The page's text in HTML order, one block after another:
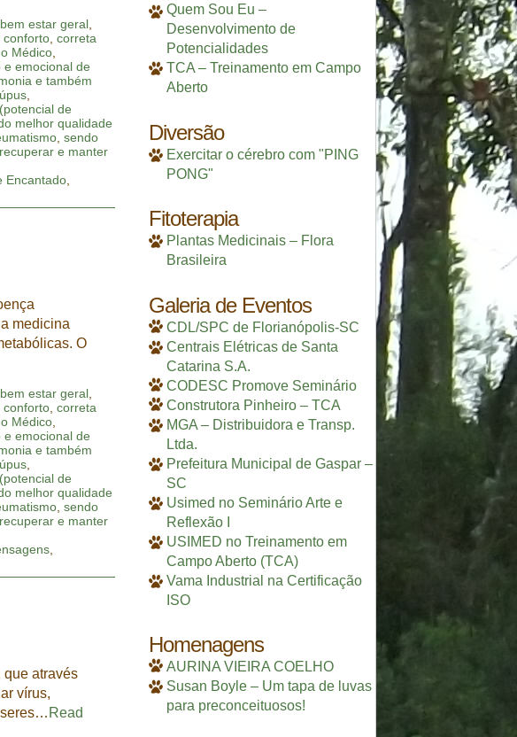
bem estar geral
,conforto ,correta
Médico
e emocional de
e também
de
melhor qualidade
,sendo
e manter
Encantado
medicina
O
bem estar geral
,conforto ,correta
Médico
e emocional de
e também
de
melhor qualidade
,sendo
e manter
através
vírus,
seres… Read
Quem Sou Eu –
Desenvolvimento de
Potencialidades
TCA – Treinamento em Campo
Aberto
Diversão
Exercitar o cérebro com "PING
PONG"
Fitoterapia
Plantas Medicinais – Flora
Brasileira
Galeria de Eventos
CDL/SPC de Florianópolis-SC
Centrais Elétricas de Santa
Catarina S.A.
CODESC Promove Seminário
Construtora Pinheiro – TCA
MGA – Distribuidora e Transp.
Ltda.
Prefeitura Municipal de Gaspar –
SC
Usimed no Seminário Arte e
Reflexão I
USIMED no Treinamento em
Campo Aberto (TCA)
Vama Industrial na Certificação
ISO
Homenagens
AURINA VIEIRA COELHO
Susan Boyle – Um tapa de luvas
para preconceituosos!